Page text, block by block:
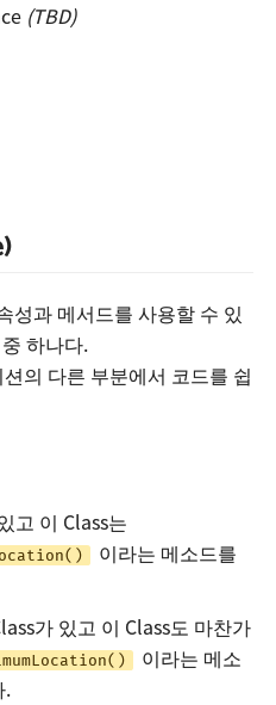
(TBD)
성과 메서드를 사용할 수 있
하나다.
의 다른 부분에서 코드를 쉽
고 이 Class는
이라는 메소드를
가 있고 이 Class도 마찬가
이라는 메소
.